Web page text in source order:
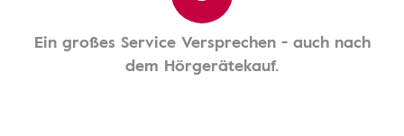
Ein großes Service Versprechen - auch nach
dem Hörgerätekauf.